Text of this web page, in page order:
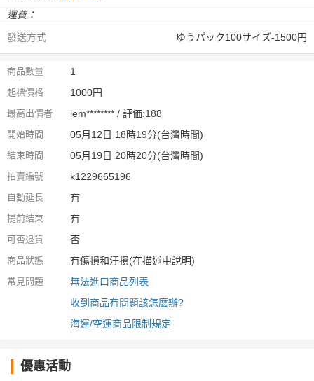
運費：
發送方式
ゆうパック100サイズ-1500円
商品數量 1
起標價格 1000円
最高出價者 lem******** / 評価:188
開始時間 05月12日 18時19分(台灣時間)
結束時間 05月19日 20時20分(台灣時間)
拍賣編號 k1229665196
自動延長 有
提前結束 有
可否退貨 否
商品狀態 有傷損和汙損(在描述中說明)
常見問題
無法進口商品列表
收到商品有問題該怎麼辦?
海運/空運商品限制規定
優惠活動